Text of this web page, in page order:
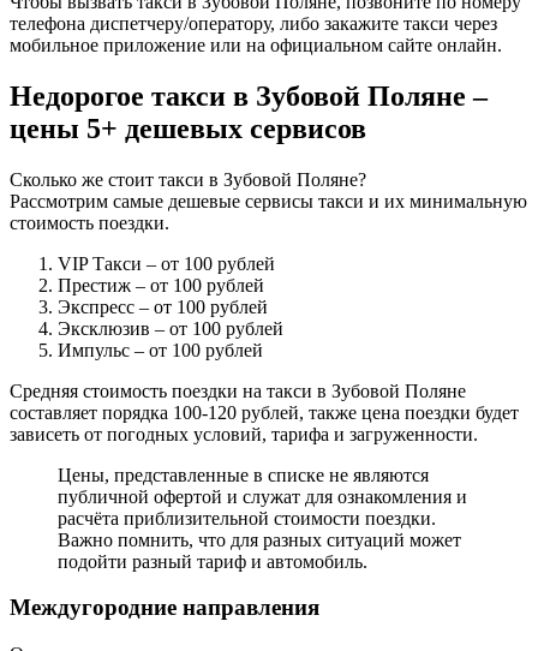
телефона диспетчеру/оператору, либо закажите такси через
мобильное приложение или на официальном сайте онлайн.
Недорогое такси в Зубовой Поляне –
цены 5+ дешевых сервисов
Сколько же стоит такси в Зубовой Поляне?
Рассмотрим самые дешевые сервисы такси и их минимальную
стоимость поездки.
VIP Такси – от 100 рублей
Престиж – от 100 рублей
Экспресс – от 100 рублей
Эксклюзив – от 100 рублей
Импульс – от 100 рублей
Средняя стоимость поездки на такси в Зубовой Поляне
составляет порядка 100-120 рублей, также цена поездки будет
зависеть от погодных условий, тарифа и загруженности.
Цены, представленные в списке не являются
публичной офертой и служат для ознакомления и
расчёта приблизительной стоимости поездки.
Важно помнить, что для разных ситуаций может
подойти разный тариф и автомобиль.
Междугородние направления